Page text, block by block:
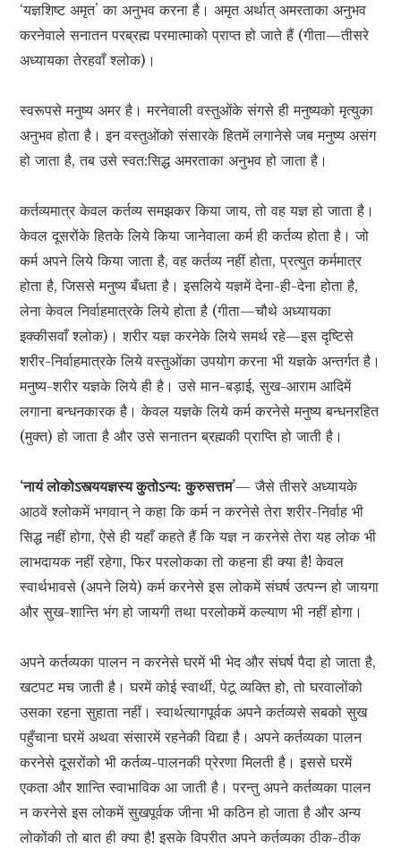
‘यज्ञशिष्ट अमृत’ का अनुभव करना है। अमृत अर्थात् अमरताका अनुभव
करनेवाले सनातन परब्रह्म परमात्माको प्राप्त हो जाते हैं (गीता—तीसरे
अध्यायका तेरहवाँ श्लोक)।
स्वरूपसे मनुष्य अमर है। मरनेवाली वस्तुओंके संगसे ही मनुष्यको मृत्युका
अनुभव होता है। इन वस्तुओंको संसारके हितमें लगानेसे जब मनुष्य असंग
हो जाता है, तब उसे स्वत:सिद्ध अमरताका अनुभव हो जाता है।
कर्तव्यमात्र केवल कर्तव्य समझकर किया जाय, तो वह यज्ञ हो जाता है।
केवल दूसरोंके हितके लिये किया जानेवाला कर्म ही कर्तव्य होता है। जो
कर्म अपने लिये किया जाता है, वह कर्तव्य नहीं होता, प्रत्युत कर्ममात्र
होता है, जिससे मनुष्य बँधता है। इसलिये यज्ञमें देना-ही-देना होता है,
लेना केवल निर्वाहमात्रके लिये होता है (गीता—चौथे अध्यायका
इक्कीसवाँ श्लोक)। शरीर यज्ञ करनेके लिये समर्थ रहे—इस दृष्टिसे
शरीर-निर्वाहमात्रके लिये वस्तुओंका उपयोग करना भी यज्ञके अन्तर्गत है।
मनुष्य-शरीर यज्ञके लिये ही है। उसे मान-बड़ाई, सुख-आराम आदिमें
लगाना बन्धनकारक है। केवल यज्ञके लिये कर्म करनेसे मनुष्य बन्धनरहित
(मुक्त) हो जाता है और उसे सनातन ब्रह्मकी प्राप्ति हो जाती है।
‘नायं लोकोऽस्त्ययज्ञस्य कुतोऽन्य: कुरुसत्तम’— जैसे तीसरे अध्यायके
आठवें श्लोकमें भगवान् ने कहा कि कर्म न करनेसे तेरा शरीर-निर्वाह भी
सिद्ध नहीं होगा, ऐसे ही यहाँ कहते हैं कि यज्ञ न करनेसे तेरा यह लोक भी
लाभदायक नहीं रहेगा, फिर परलोकका तो कहना ही क्या है! केवल
स्वार्थभावसे (अपने लिये) कर्म करनेसे इस लोकमें संघर्ष उत्पन्न हो जायगा
और सुख-शान्ति भंग हो जायगी तथा परलोकमें कल्याण भी नहीं होगा।
अपने कर्तव्यका पालन न करनेसे घरमें भी भेद और संघर्ष पैदा हो जाता है,
खटपट मच जाती है। घरमें कोई स्वार्थी, पेटू व्यक्ति हो, तो घरवालोंको
उसका रहना सुहाता नहीं। स्वार्थत्यागपूर्वक अपने कर्तव्यसे सबको सुख
पहुँचाना घरमें अथवा संसारमें रहनेकी विद्या है। अपने कर्तव्यका पालन
करनेसे दूसरोंको भी कर्तव्य-पालनकी प्रेरणा मिलती है। इससे घरमें
एकता और शान्ति स्वाभाविक आ जाती है। परन्तु अपने कर्तव्यका पालन
न करनेसे इस लोकमें सुखपूर्वक जीना भी कठिन हो जाता है और अन्य
लोकोंकी तो बात ही क्या है! इसके विपरीत अपने कर्तव्यका ठीक-ठीक